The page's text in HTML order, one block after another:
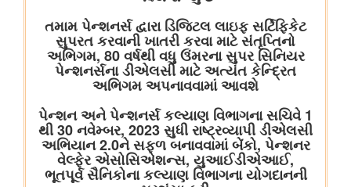
पेटेंट, डिज़ाइन और ट्रेडमार्क महानियंत्रक कार्यालय ने भारत के 15 केन्द्रों
पर पेटेंट और ट्रेडमार्क एजेंट परीक्षा 2027 के लिए संभावित कार्यक्रम घोषित
किया
प्रधान संचार लेखा नियंत्रक कार्यालय, दिल्ली ने पेंशन अदालत का
सफलतापूर्वक आयोजन किया
संस्‍कृति मंत्रालय